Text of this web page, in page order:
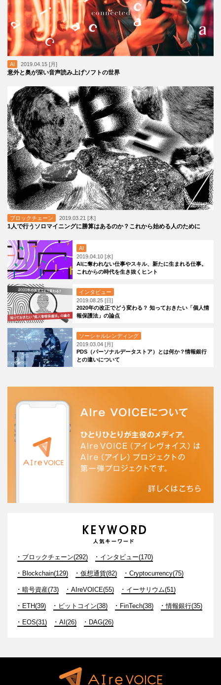
AI 2019.04.15 [月]
意外と奥が深い音声読み上げソフトの世界
ブロックチェーン 2019.03.21 [木]
1人で行うソロマイニングに勝算はあるのか？これから始める人のために
AI
2019.04.10 [水]
AIに奪われない仕事やスキル、新たに生まれる仕事。
これからの時代を生き抜くヒント
インタビュー
2019.08.25 [日]
2020年の改正でどう変わる？ 知っておきたい「個人情
報保護法」の論点
ソーシャルレンディング
2019.03.04 [月]
PDS（パーソナルデータストア）とは何か？情報銀行
との違いについて
ブロックチェーン(292) インタビュー(170)
Blockchain(129) 仮想通貨(82) Cryptocurrency(75)
暗号資産(73) AIreVOICE(55) イーサリウム(51)
ETH(39) ビットコイン(38) FinTech(38) 情報銀行(35)
EOS(31) AI(26) DAG(26)